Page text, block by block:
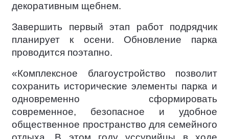
декоративным щебнем.
Завершить первый этап работ подрядчик
планирует к осени. Обновление парка
проводится поэтапно.
«Комплексное благоустройство позволит
сохранить исторические элементы парка и
одновременно сформировать
современное, безопасное и удобное
общественное пространство для семейного